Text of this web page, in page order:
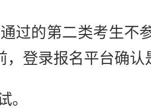
的第二类考生不
，登录报名平台确